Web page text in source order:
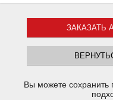
ЗАКАЗАТЬ
Вы можете сохранить